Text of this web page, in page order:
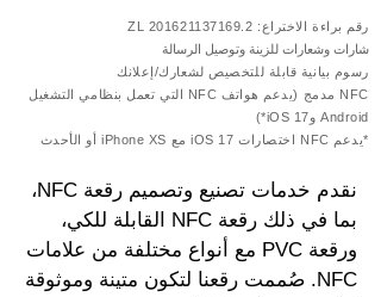
رقم براءة الاختراع: ZL 201621137169.2
شارات وشعارات للزينة وتوصيل الرسالة
رسوم بيانية قابلة للتخصيص لشعارك/إعلانك
NFC مدمج (يدعم هواتف NFC التي تعمل بنظامي التشغيل
Android وiOS 17*)
*يدعم NFC اختصارات iOS 17 مع iPhone XS أو الأحدث
نقدم خدمات تصنيع وتصميم رقعة NFC،
بما في ذلك رقعة NFC القابلة للكي،
ورقعة PVC مع أنواع مختلفة من علامات
NFC. صُممت رقعنا لتكون متينة وموثوقة